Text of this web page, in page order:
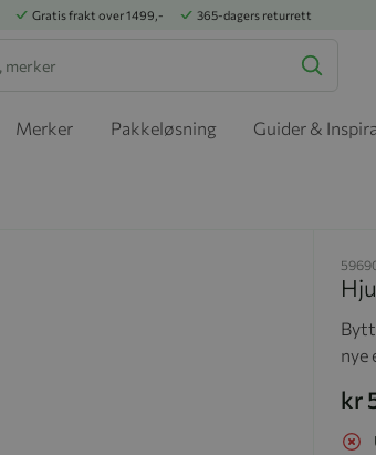
Gratis frakt over 1499,- 365-dagers returrett
Merker Pakkeløsning Guider &
Bytt
nye
kr